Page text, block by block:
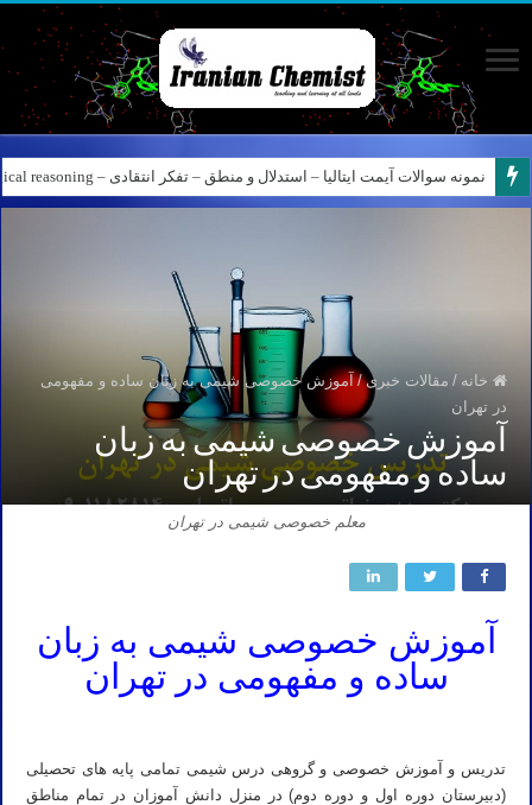
نمونه سوالات آیمت ایتالیا – استدلال و منطق – تفکر انتقادی – Logical reasoning – پارت ۸
خانه / مقالات خبری / آموزش خصوصی شیمی به زبان ساده و مفهومی
در تهران
آموزش خصوصی شیمی به زبان
ساده و مفهومی در تهران
معلم خصوصی شیمی در تهران
آموزش خصوصی شیمی به زبان
ساده و مفهومی در تهران
تدریس و آموزش خصوصی و گروهی درس شیمی تمامی پایه های تحصیلی
(دبیرستان دوره اول و دوره دوم) در منزل دانش آموزان در تمام مناطق